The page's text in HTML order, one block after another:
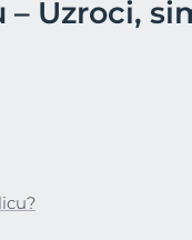
koža
Uzroci,